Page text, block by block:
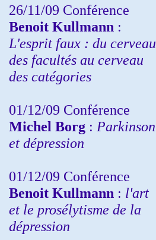
26/11/09 Conférence
Benoit Kullmann :
L'esprit faux : du cerveau
des facultés au cerveau
des catégories
01/12/09 Conférence
Michel Borg : Parkinson
et dépression
01/12/09 Conférence
Benoit Kullmann : l'art
et le prosélytisme de la
dépression